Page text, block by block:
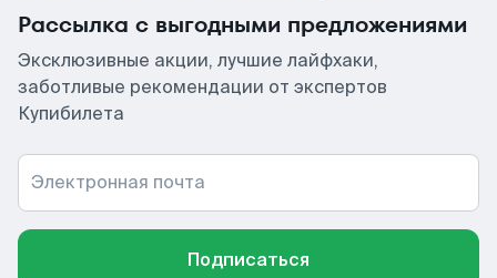
Рассылка с выгодными предложениями
Эксклюзивные акции, лучшие лайфхаки,
заботливые рекомендации от экспертов
Купибилета
Электронная почта
Подписаться